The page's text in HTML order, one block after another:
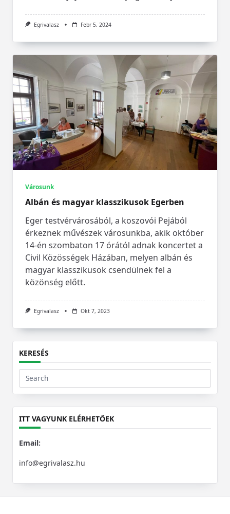
Egrivalasz Febr 5, 2024
Városunk
Albán és magyar klasszikusok Egerben
Eger testvérvárosából, a koszovói Pejából
érkeznek művészek városunkba, akik október
14-én szombaton 17 órától adnak koncertet a
Civil Közösségek Házában, melyen albán és
magyar klasszikusok csendülnek fel a
közönség előtt.
Egrivalasz Okt 7, 2023
KERESÉS
Search
for:
ITT VAGYUNK ELÉRHETŐEK
Email:
info@egrivalasz.hu